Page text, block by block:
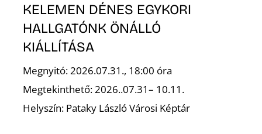
KELEMEN DÉNES EGYKORI
HALLGATÓNK ÖNÁLLÓ
KIÁLLÍTÁSA
Megnyitó: 2026.07.31., 18:00 óra
Megtekinthető: 2026..07.31– 10.11.
Helyszín: Pataky László Városi Képtár